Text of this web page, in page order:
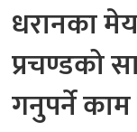
धरानका
प्रचण्डको
गनुपर्ने